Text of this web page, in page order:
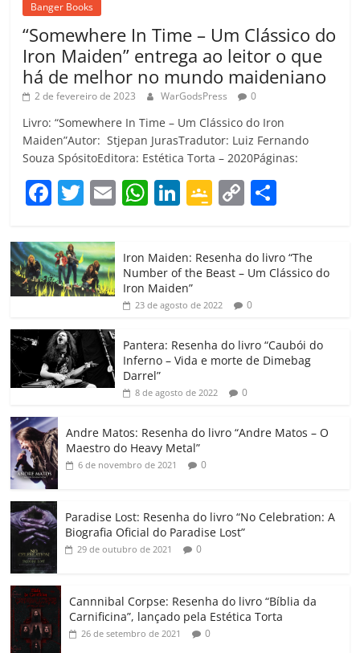
Banger Books
“Somewhere In Time – Um Clássico do
Iron Maiden” entrega ao leitor o que
há de melhor no mundo maideniano
2 de fevereiro de 2023 WarGodsPress 0
Livro: “Somewhere In Time – Um Clássico do Iron
Maiden”Autor: Stjepan JurasTradutor: Luiz Fernando
Souza SpósitoEditora: Estética Torta – 2020Páginas:
F
c
e
b
o
o
k
T
itt
er
E W
at
s
A
p
Li
e
dI
G
gl
e
Cl
a
ss
ro
o
C
p
y
Li
k
m
p
h
ar
Iron Maiden: Resenha do livro “The
Number of the Beast – Um Clássico do
Iron Maiden”
23 de agosto de 2022 0
Pantera: Resenha do livro “Caubói do
Inferno – Vida e morte de Dimebag
Darrel”
8 de agosto de 2022 0
Andre Matos: Resenha do livro “Andre Matos – O
Maestro do Heavy Metal”
6 de novembro de 2021 0
Paradise Lost: Resenha do livro “No Celebration: A
Biografia Oficial do Paradise Lost”
29 de outubro de 2021 0
Cannnibal Corpse: Resenha do livro “Bíblia da
Carnificina”, lançado pela Estética Torta
26 de setembro de 2021 0